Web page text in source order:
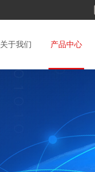
关于我们 产品中心